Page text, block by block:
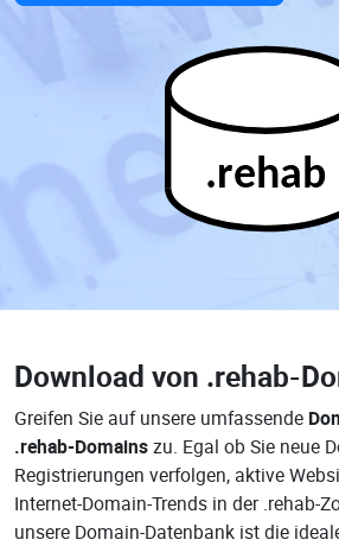
.rehab
Download von .rehab-
Greifen Sie auf unsere umfassende
.rehab-Domainszu. Egal ob Sie neue
Registrierungen verfolgen, aktive
Internet-Domain-Trends in der .rehab-
unsere Domain-Datenbank ist die